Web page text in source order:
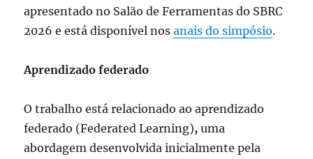
apresentado no Salão de Ferramentas do SBRC
2026 e está disponível nosanais do simpósio.
Aprendizado federado
O trabalho está relacionado ao aprendizado
federado (Federated Learning), uma
abordagem desenvolvida inicialmente pela